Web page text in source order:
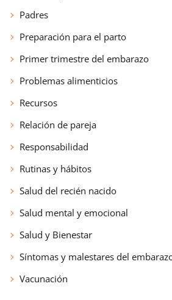
Padres
Preparación para el parto
Primer trimestre del embarazo
Problemas alimenticios
Recursos
Relación de pareja
Responsabilidad
Rutinas y hábitos
Salud del recién nacido
Salud mental y emocional
Salud y Bienestar
Síntomas y malestares del
Vacunación